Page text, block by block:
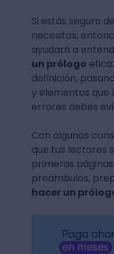
Si estás seguro
necesitas,
ayudará a
un prólogo
definición,
y elementos que
errores debes
Con algunos
que tus lectores
primeras
preámbulos,
hacer un